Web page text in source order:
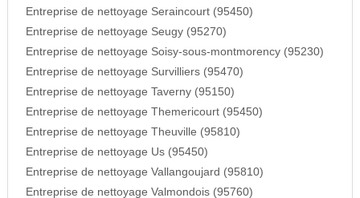
Entreprise de nettoyage Seraincourt (95450)
Entreprise de nettoyage Seugy (95270)
Entreprise de nettoyage Soisy-sous-montmorency (95230)
Entreprise de nettoyage Survilliers (95470)
Entreprise de nettoyage Taverny (95150)
Entreprise de nettoyage Themericourt (95450)
Entreprise de nettoyage Theuville (95810)
Entreprise de nettoyage Us (95450)
Entreprise de nettoyage Vallangoujard (95810)
Entreprise de nettoyage Valmondois (95760)